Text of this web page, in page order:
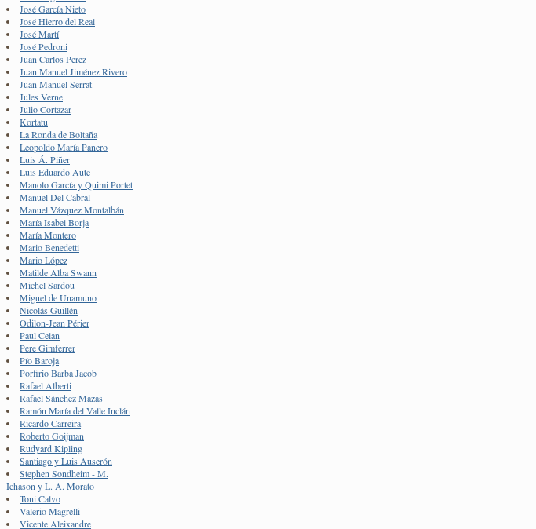
José García Nieto
José Hierro del Real
José Martí
José Pedroni
Juan Carlos Perez
Juan Manuel Jiménez Rivero
Juan Manuel Serrat
Jules Verne
Julio Cortazar
Kortatu
La Ronda de Boltaña
Leopoldo María Panero
Luis Á. Piñer
Luis Eduardo Aute
Manolo García y Quimi Portet
Manuel Del Cabral
Manuel Vázquez Montalbán
María Isabel Borja
María Montero
Mario Benedetti
Mario López
Matilde Alba Swann
Michel Sardou
Miguel de Unamuno
Nicolás Guillén
Odilon-Jean Périer
Paul Celan
Pere Gimferrer
Pío Baroja
Porfirio Barba Jacob
Rafael Alberti
Rafael Sánchez Mazas
Ramón María del Valle Inclán
Ricardo Carreira
Roberto Goijman
Rudyard Kipling
Santiago y Luis Auserón
Stephen Sondheim - M.
Ichason y L. A. Morato
Toni Calvo
Valerio Magrelli
Vicente Aleixandre